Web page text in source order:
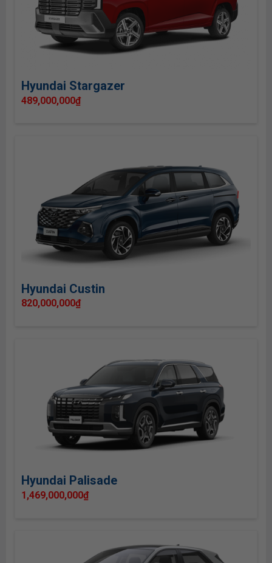
Hyundai Stargazer
489,000,000₫
Hyundai Custin
820,000,000₫
Hyundai Palisade
1,469,000,000₫